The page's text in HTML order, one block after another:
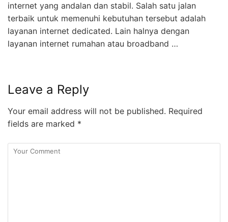
internet yang andalan dan stabil. Salah satu jalan
terbaik untuk memenuhi kebutuhan tersebut adalah
layanan internet dedicated. Lain halnya dengan
layanan internet rumahan atau broadband …
Leave a Reply
Your email address will not be published. Required
fields are marked *